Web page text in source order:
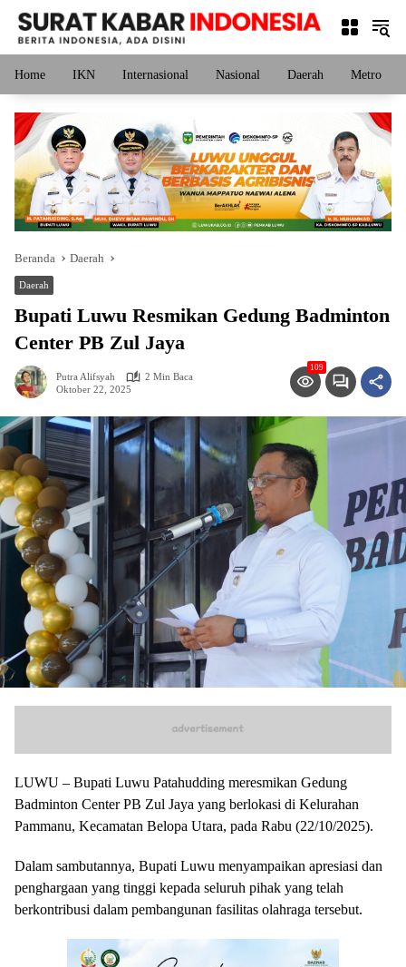
Langsung
konten
Home IKN Internasional Nasional Daerah Metro
Beranda Daerah
Daerah
Bupati Luwu Resmikan Gedung Badminton
Center PB Zul Jaya
Putra Alifsyah
2 Min Baca
Oktober 22, 2025
109
LUWU – Bupati Luwu Patahudding meresmikan Gedung
Badminton Center PB Zul Jaya yang berlokasi di Kelurahan
Pammanu, Kecamatan Belopa Utara, pada Rabu (22/10/2025).
Dalam sambutannya, Bupati Luwu menyampaikan apresiasi dan
penghargaan yang tinggi kepada seluruh pihak yang telah
berkontribusi dalam pembangunan fasilitas olahraga tersebut.